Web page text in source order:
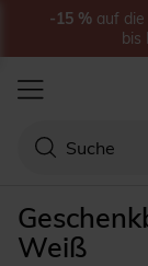
Weiß
-15 % auf
bis